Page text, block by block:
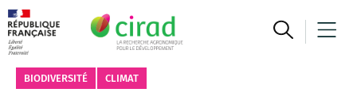
BIODIVERSITÉ CLIMAT